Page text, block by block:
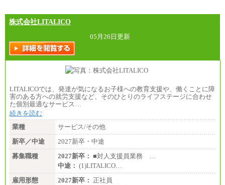
株式会社LITALICO
05月26日更新
LITALICOでは、発達が気になるお子様への教育支援や、働くことに障
害のある方への就労支援など、そのひとりのライフステージに合わせ
た個別最適なサービス…
続きを読む
業種
サービス/その他
新卒／中途
2027新卒・中途
募集職種
2027新卒： ■対人支援員業務 …
中途： (1)LITALICO…
雇用形態
2027新卒： 正社員